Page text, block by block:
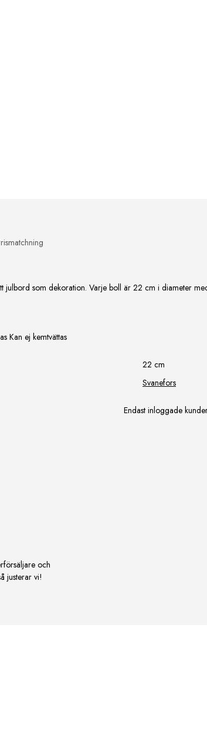
julbord som dekoration. Varje boll är 22 cm i diameter
Kan ej kemtvättas
22 cm
Svanefors
Endast inloggade
och
justerar vi!